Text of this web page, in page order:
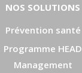
NOS SOLUTIONS
Prévention santé
Programme HEAD
Management